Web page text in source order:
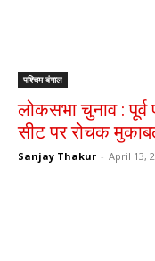
पश्चिम बंगाल
लोकसभा चुनाव : पूर्व
सीट पर रोचक
Sanjay Thakur - April 13,